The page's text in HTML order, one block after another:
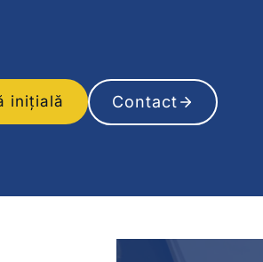
inițială Contact